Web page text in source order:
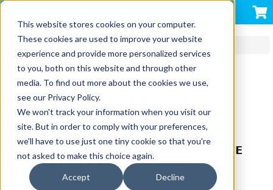
This website stores cookies on your computer.
These cookies are used to improve your website
experience and provide more personalized services
to you, both on this website and through other
media. To find out more about the cookies we use,
see our Privacy Policy.
We won't track your information when you visit our
site. But in order to comply with your preferences,
we'll have to use just one tiny cookie so that you're
not asked to make this choice again.
Accept Decline
CAPITALI EUROPEE CON ACCOMPAGNATORE
18 OTTOBRE 2026
VIENNA WEEKEND
LUNGO
𝗟’𝗘𝗦𝗦𝗘𝗡𝗭𝗔 𝗗𝗜 𝗩𝗜𝗘𝗡𝗡𝗔 – 𝗔𝗥𝗧𝗘, 𝗦𝗧𝗢𝗥𝗜𝗔 𝗘
𝗩𝗔𝗟𝗭𝗘𝗥 𝗜𝗡 𝗨𝗡 𝗪𝗘𝗘𝗞𝗘𝗡𝗗 𝗟𝗨𝗡𝗚𝗢
Product code:SC823805